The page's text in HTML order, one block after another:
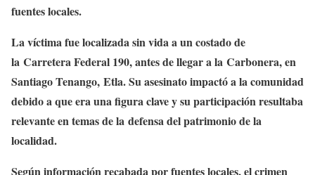
fuentes locales.
La víctima fue localizada sin vida a un costado de
la Carretera Federal 190, antes de llegar a la Carbonera, en
Santiago Tenango, Etla. Su asesinato impactó a la comunidad
debido a que era una figura clave y su participación resultaba
relevante en temas de la defensa del patrimonio de la
localidad.
Según información recabada por fuentes locales, el crimen